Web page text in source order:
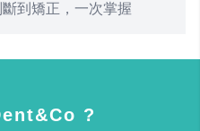
到矯正，一次掌握
?